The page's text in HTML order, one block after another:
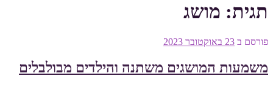
תגית: מושג
פורסם ב 23 באוקטובר 2023
משמעות המושגים משתנה והילדים מבולבלים